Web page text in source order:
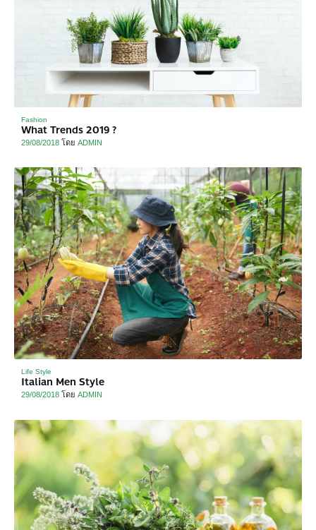
Fashion
What Trends 2019 ?
29/08/2018 โดย ADMIN
Life Style
Italian Men Style
29/08/2018 โดย ADMIN